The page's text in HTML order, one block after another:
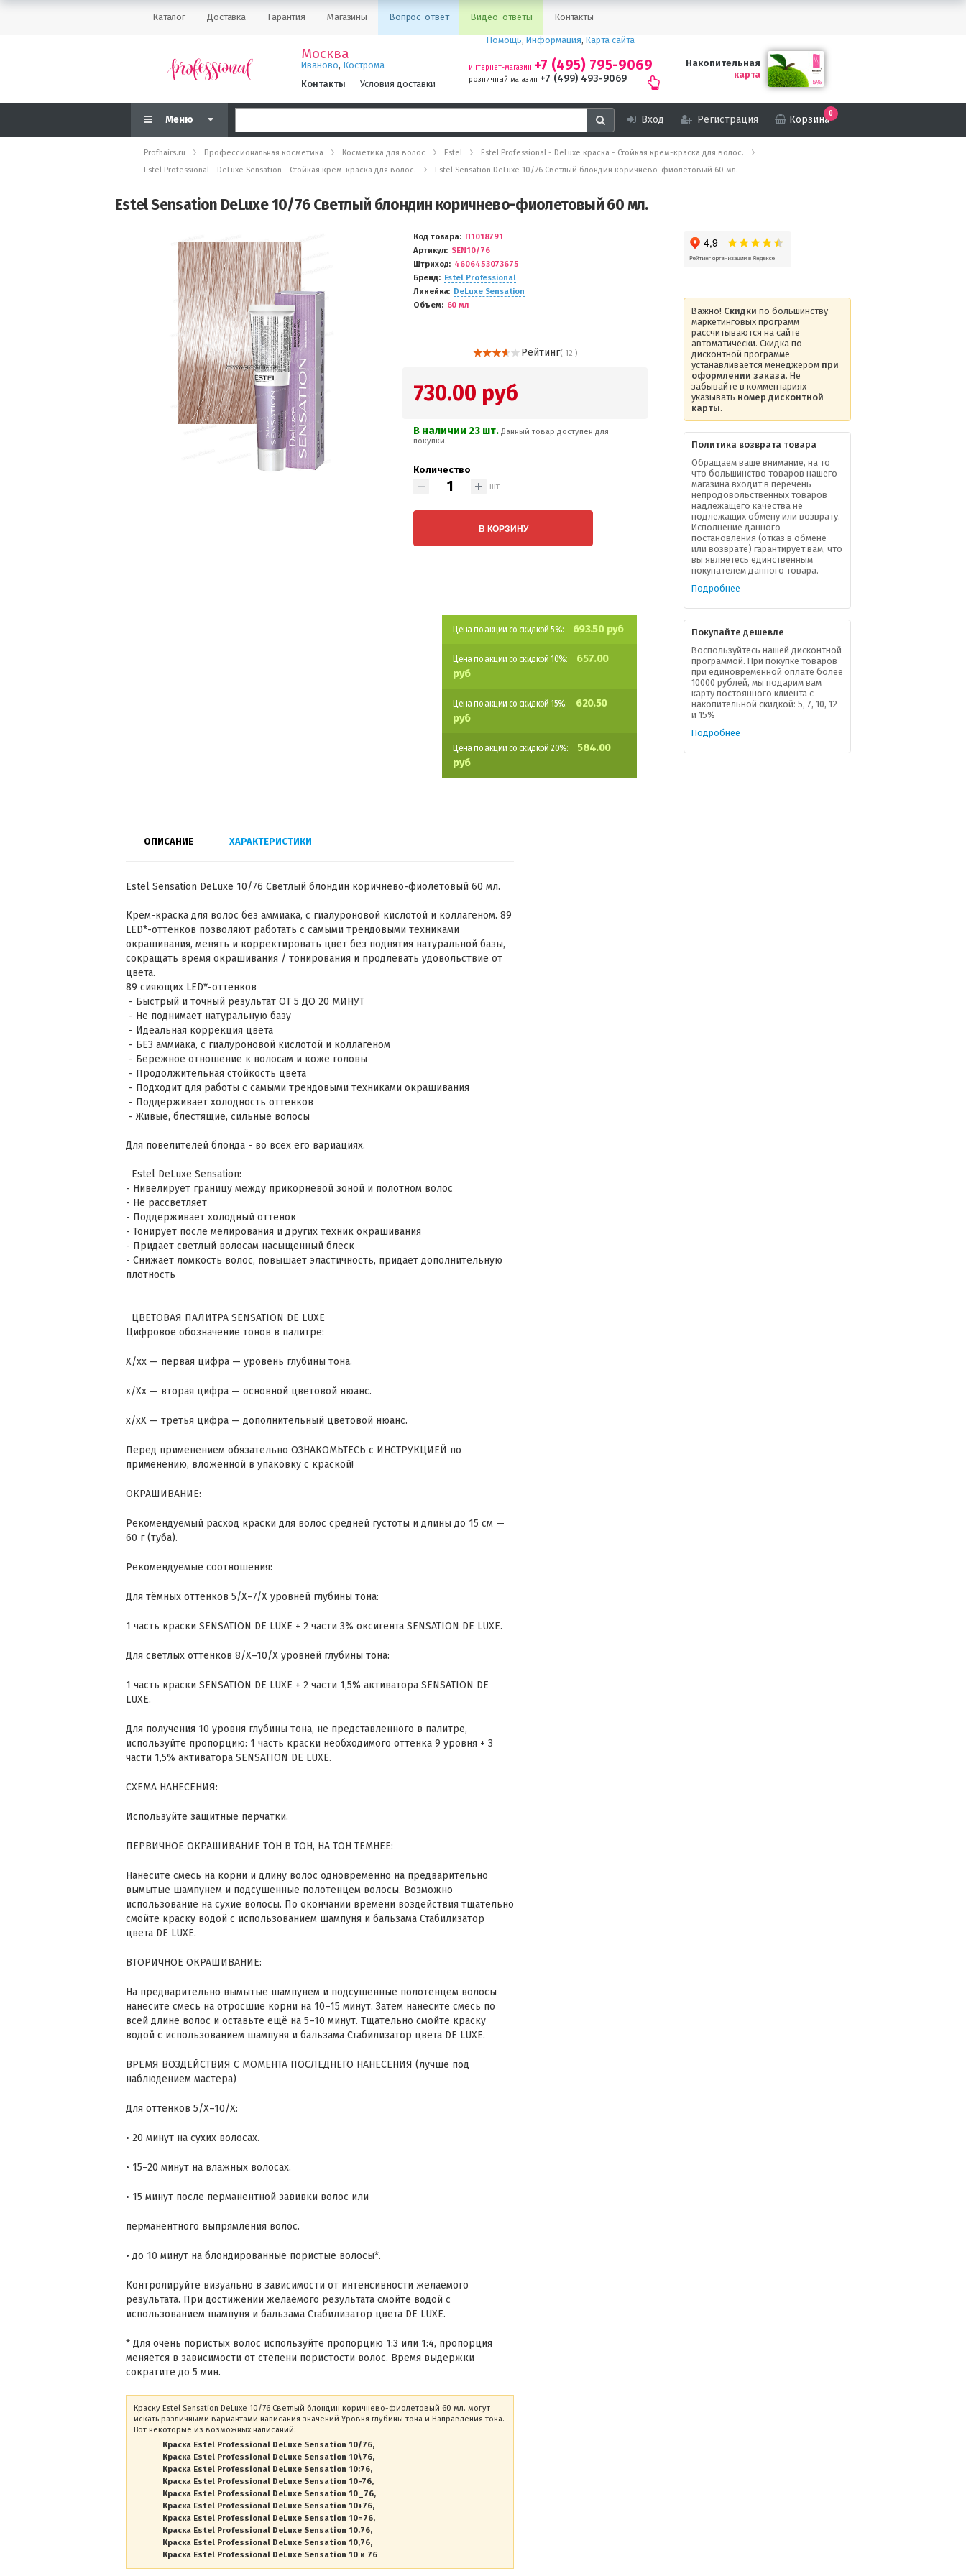
Каталог Доставка Гарантия Магазины Вопрос-ответ Видео-ответы Контакты
Москва
Иваново, Кострома
Контакты
Условия доставки
Помощь, Информация, Карта сайта
интернет-магазин +7 (495) 795-9069
розничный магазин +7 (499) 493-9069
Накопительная
карта
Меню Вход Регистрация Корзина
0
Profhairs.ru Профессиональная косметика Косметика для волос Estel
Estel Professional - DeLuxe краска - Стойкая крем-краска для волос.
Estel Professional - DeLuxe Sensation - Стойкая крем-краска для волос.
Estel Sensation DeLuxe 10/76 Светлый блондин коричнево-фиолетовый 60 мл.
Estel Sensation DeLuxe 10/76 Светлый блондин коричнево-фиолетовый 60 мл.
Код товара
П1018791
Артикул
SEN10/76
Штриход
4606453073675
Бренд
Estel Professional
Линейка
DeLuxe Sensation
Объем
60 мл
Рейтинг( 12 )
730.00 руб
В наличии 23 шт.Данный товар доступен для
покупки.
Количество
шт
В КОРЗИНУ
Цена по акции со скидкой 5%: 693.50 руб
Цена по акции со скидкой 10%:
657.00
руб
Цена по акции со скидкой 15%:
620.50
руб
Цена по акции со скидкой 20%:
584.00
руб
ОПИСАНИЕ ХАРАКТЕРИСТИКИ
Estel Sensation DeLuxe 10/76 Светлый блондин коричнево-фиолетовый 60 мл.
Крем-краска для волос без аммиака, с гиалуроновой кислотой и коллагеном. 89
LED*-оттенков позволяют работать с самыми трендовыми техниками
окрашивания, менять и корректировать цвет без поднятия натуральной базы,
сокращать время окрашивания / тонирования и продлевать удовольствие от
цвета.
89 сияющих LED*-оттенков
- Быстрый и точный результат ОТ 5 ДО 20 МИНУТ
- Не поднимает натуральную базу
- Идеальная коррекция цвета
- БЕЗ аммиака, с гиалуроновой кислотой и коллагеном
- Бережное отношение к волосам и коже головы
- Продолжительная стойкость цвета
- Подходит для работы с самыми трендовыми техниками окрашивания
- Поддерживает холодность оттенков
- Живые, блестящие, сильные волосы
Для повелителей блонда - во всех его вариациях.
Estel DeLuxe Sensation:
- Нивелирует границу между прикорневой зоной и полотном волос
- Не рассветляет
- Поддерживает холодный оттенок
- Тонирует после мелирования и других техник окрашивания
- Придает светлый волосам насыщенный блеск
- Снижает ломкость волос, повышает эластичность, придает дополнительную
плотность
ЦВЕТОВАЯ ПАЛИТРА SENSATION DE LUXE
Цифровое обозначение тонов в палитре:
Х/хх — первая цифра — уровень глубины тона.
х/Хх — вторая цифра — основной цветовой нюанс.
х/хХ — третья цифра — дополнительный цветовой нюанс.
Перед применением обязательно ОЗНАКОМЬТЕСЬ с ИНСТРУКЦИЕЙ по
применению, вложенной в упаковку с краской!
ОКРАШИВАНИЕ:
Рекомендуемый расход краски для волос средней густоты и длины до 15 см —
60 г (туба).
Рекомендуемые соотношения:
Для тёмных оттенков 5/Х–7/Х уровней глубины тона:
1 часть краски SENSATION DE LUXE + 2 части 3% оксигента SENSATION DE LUXE.
Для светлых оттенков 8/Х–10/Х уровней глубины тона:
1 часть краски SENSATION DE LUXE + 2 части 1,5% активатора SENSATION DE
LUXE.
Для получения 10 уровня глубины тона, не представленного в палитре,
используйте пропорцию: 1 часть краски необходимого оттенка 9 уровня + 3
части 1,5% активатора SENSATION DE LUXE.
СХЕМА НАНЕСЕНИЯ:
Используйте защитные перчатки.
ПЕРВИЧНОЕ ОКРАШИВАНИЕ ТОН В ТОН, НА ТОН ТЕМНЕЕ:
Нанесите смесь на корни и длину волос одновременно на предварительно
вымытые шампунем и подсушенные полотенцем волосы. Возможно
использование на сухие волосы. По окончании времени воздействия тщательно
смойте краску водой с использованием шампуня и бальзама Стабилизатор
цвета DE LUXE.
ВТОРИЧНОЕ ОКРАШИВАНИЕ:
На предварительно вымытые шампунем и подсушенные полотенцем волосы
нанесите смесь на отросшие корни на 10–15 минут. Затем нанесите смесь по
всей длине волос и оставьте ещё на 5–10 минут. Тщательно смойте краску
водой с использованием шампуня и бальзама Стабилизатор цвета DE LUXE.
ВРЕМЯ ВОЗДЕЙСТВИЯ С МОМЕНТА ПОСЛЕДНЕГО НАНЕСЕНИЯ (лучше под
наблюдением мастера)
Для оттенков 5/Х–10/Х:
• 20 минут на сухих волосах.
• 15–20 минут на влажных волосах.
• 15 минут после перманентной завивки волос или
перманентного выпрямления волос.
• до 10 минут на блондированные пористые волосы*.
Контролируйте визуально в зависимости от интенсивности желаемого
результата. При достижении желаемого результата смойте водой с
использованием шампуня и бальзама Стабилизатор цвета DE LUXE.
* Для очень пористых волос используйте пропорцию 1:3 или 1:4, пропорция
меняется в зависимости от степени пористости волос. Время выдержки
сократите до 5 мин.
Краску Estel Sensation DeLuxe 10/76 Светлый блондин коричнево-фиолетовый 60 мл. могут
искать различными вариантами написания значений Уровня глубины тона и Направления тона.
Вот некоторые из возможных написаний:
Краска Estel Professional DeLuxe Sensation 10/76
Краска Estel Professional DeLuxe Sensation 10\76
Краска Estel Professional DeLuxe Sensation 10:76
Краска Estel Professional DeLuxe Sensation 10-76
Краска Estel Professional DeLuxe Sensation 10_76
Краска Estel Professional DeLuxe Sensation 10+76
Краска Estel Professional DeLuxe Sensation 10=76
Краска Estel Professional DeLuxe Sensation 10.76
Краска Estel Professional DeLuxe Sensation 10,76
Краска Estel Professional DeLuxe Sensation 10 и 76
Важно! Скидки по большинству
маркетинговых программ
рассчитываются на сайте
автоматически. Скидка по
дисконтной программе
устанавливается менеджером при
оформлении заказа. Не
забывайте в комментариях
указывать номер дисконтной
карты.
Политика возврата товара
Обращаем ваше внимание, на то
что большинство товаров нашего
магазина входит в перечень
непродовольственных товаров
надлежащего качества не
подлежащих обмену или возврату.
Исполнение данного
постановления (отказ в обмене
или возврате) гарантирует вам, что
вы являетесь единственным
покупателем данного товара.
Подробнее
Покупайте дешевле
Воспользуйтесь нашей дисконтной
программой. При покупке товаров
при единовременной оплате более
10000 рублей, мы подарим вам
карту постоянного клиента с
накопительной скидкой: 5, 7, 10, 12
и 15%
Подробнее